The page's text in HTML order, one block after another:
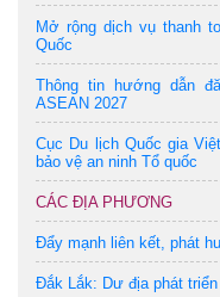
Mở rộng dịch vụ thanh
Quốc
Thông tin hướng dẫn
ASEAN 2027
Cục Du lịch Quốc gia
bảo vệ an ninh Tổ quốc
CÁC ĐỊA PHƯƠNG
Đẩy mạnh liên kết, phát
Đắk Lắk: Dư địa phát